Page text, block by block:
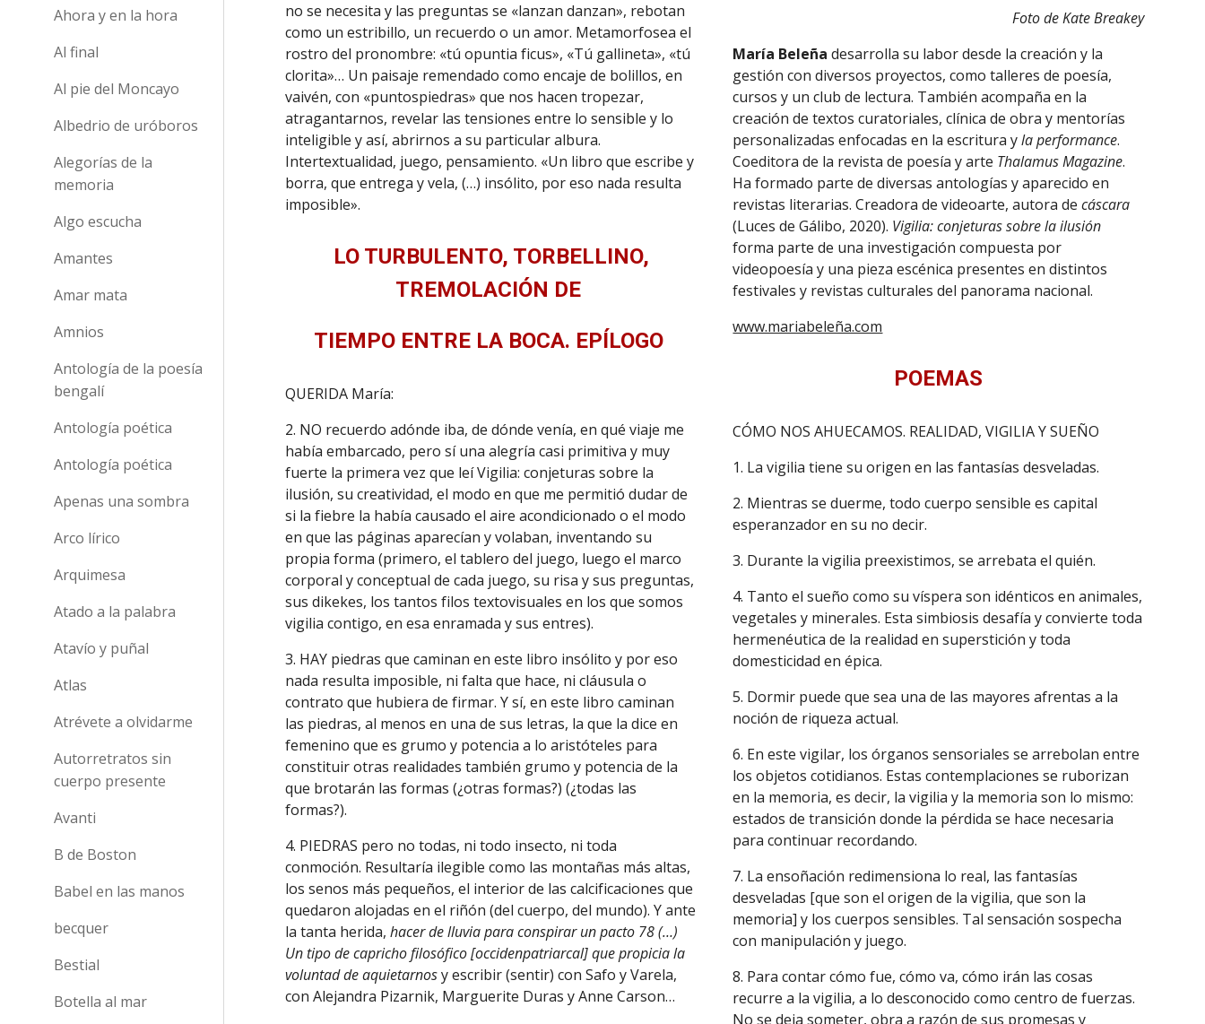
Ahora y en la hora
Al final
Al pie del Moncayo
Albedrio de uróboros
Alegorías de la
memoria
Algo escucha
Amantes
Amar mata
Amnios
Antología de la poesía
bengalí
Antología poética
Antología poética
Apenas una sombra
Arco lírico
Arquimesa
Atado a la palabra
Atavío y puñal
Atlas
Atrévete a olvidarme
Autorretratos sin
cuerpo presente
Avanti
B de Boston
Babel en las manos
becquer
Bestial
Botella al mar
no se necesita y las preguntas se «lanzan danzan», rebotan
como un estribillo, un recuerdo o un amor. Metamorfosea el
rostro del pronombre: «tú opuntia ficus», «Tú gallineta», «tú
clorita»… Un paisaje remendado como encaje de bolillos, en
vaivén, con «puntospiedras» que nos hacen tropezar,
atragantarnos, revelar las tensiones entre lo sensible y lo
inteligible y así, abrirnos a su particular albura.
Intertextualidad, juego, pensamiento. «Un libro que escribe y
borra, que entrega y vela, (…) insólito, por eso nada resulta
imposible».
LO TURBULENTO, TORBELLINO,
TREMOLACIÓN DE
TIEMPO ENTRE LA BOCA. EPÍLOGO
QUERIDA María:
2. NO recuerdo adónde iba, de dónde venía, en qué viaje me
había embarcado, pero sí una alegría casi primitiva y muy
fuerte la primera vez que leí Vigilia: conjeturas sobre la
ilusión, su creatividad, el modo en que me permitió dudar de
si la fiebre la había causado el aire acondicionado o el modo
en que las páginas aparecían y volaban, inventando su
propia forma (primero, el tablero del juego, luego el marco
corporal y conceptual de cada juego, su risa y sus preguntas,
sus dikekes, los tantos filos textovisuales en los que somos
vigilia contigo, en esa enramada y sus entres).
3. HAY piedras que caminan en este libro insólito y por eso
nada resulta imposible, ni falta que hace, ni cláusula o
contrato que hubiera de firmar. Y sí, en este libro caminan
las piedras, al menos en una de sus letras, la que la dice en
femenino que es grumo y potencia a lo aristóteles para
constituir otras realidades también grumo y potencia de la
que brotarán las formas (¿otras formas?) (¿todas las
formas?).
4. PIEDRAS pero no todas, ni todo insecto, ni toda
conmoción. Resultaría ilegible como las montañas más altas,
los senos más pequeños, el interior de las calcificaciones que
quedaron alojadas en el riñón (del cuerpo, del mundo). Y ante
la tanta herida, hacer de lluvia para conspirar un pacto 78 (…)
Un tipo de capricho filosófico [occidenpatriarcal] que propicia la
voluntad de aquietarnosy escribir (sentir) con Safo y Varela,
con Alejandra Pizarnik, Marguerite Duras y Anne Carson…
Foto de Kate Breakey
María Beleña desarrolla su labor desde la creación y la
gestión con diversos proyectos, como talleres de poesía,
cursos y un club de lectura. También acompaña en la
creación de textos curatoriales, clínica de obra y mentorías
personalizadas enfocadas en la escritura yla performance.
Coeditora de la revista de poesía y arte Thalamus Magazine.
Ha formado parte de diversas antologías y aparecido en
revistas literarias. Creadora de videoarte, autora decáscara
(Luces de Gálibo, 2020). Vigilia: conjeturas sobre la ilusión
forma parte de una investigación compuesta por
videopoesía y una pieza escénica presentes en distintos
festivales y revistas culturales del panorama nacional.
www.mariabeleña.com
POEMAS
CÓMO NOS AHUECAMOS. REALIDAD, VIGILIA Y SUEÑO
1. La vigilia tiene su origen en las fantasías desveladas.
2. Mientras se duerme, todo cuerpo sensible es capital
esperanzador en su no decir.
3. Durante la vigilia preexistimos, se arrebata el quién.
4. Tanto el sueño como su víspera son idénticos en animales,
vegetales y minerales. Esta simbiosis desafía y convierte toda
hermenéutica de la realidad en superstición y toda
domesticidad en épica.
5. Dormir puede que sea una de las mayores afrentas a la
noción de riqueza actual.
6. En este vigilar, los órganos sensoriales se arrebolan entre
los objetos cotidianos. Estas contemplaciones se ruborizan
en la memoria, es decir, la vigilia y la memoria son lo mismo:
estados de transición donde la pérdida se hace necesaria
para continuar recordando.
7. La ensoñación redimensiona lo real, las fantasías
desveladas [que son el origen de la vigilia, que son la
memoria] y los cuerpos sensibles. Tal sensación sospecha
con manipulación y juego.
8. Para contar cómo fue, cómo va, cómo irán las cosas
recurre a la vigilia, a lo desconocido como centro de fuerzas.
No se deja someter, obra a razón de sus promesas y